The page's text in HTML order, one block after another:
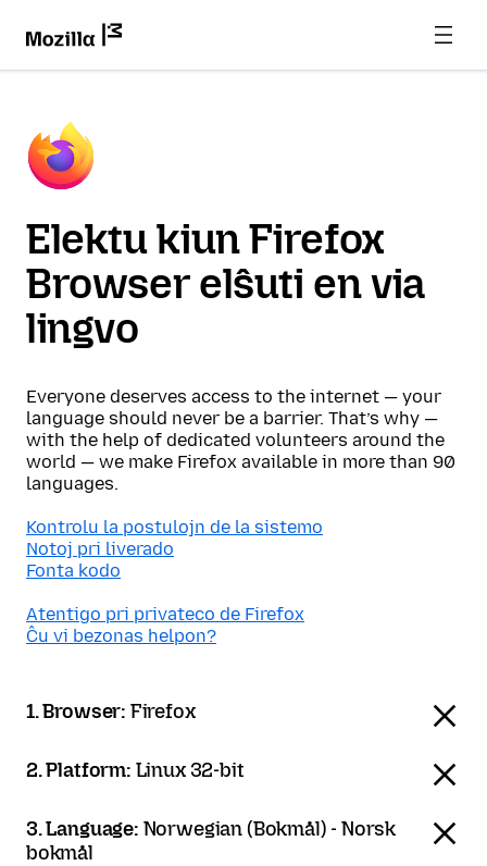
Elektu kiun Firefox
Browser elŝuti en via
lingvo
Everyone deserves access to the internet — your
language should never be a barrier. That’s why —
with the help of dedicated volunteers around the
world — we make Firefox available in more than 90
languages.
Kontrolu la postulojn de la sistemo
Notoj pri liverado
Fonta kodo
Atentigo pri privateco de Firefox
Ĉu vi bezonas helpon?
1. Browser: Firefox
2. Platform: Linux 32-bit
3. Language: Norwegian (Bokmål) - Norsk
bokmål